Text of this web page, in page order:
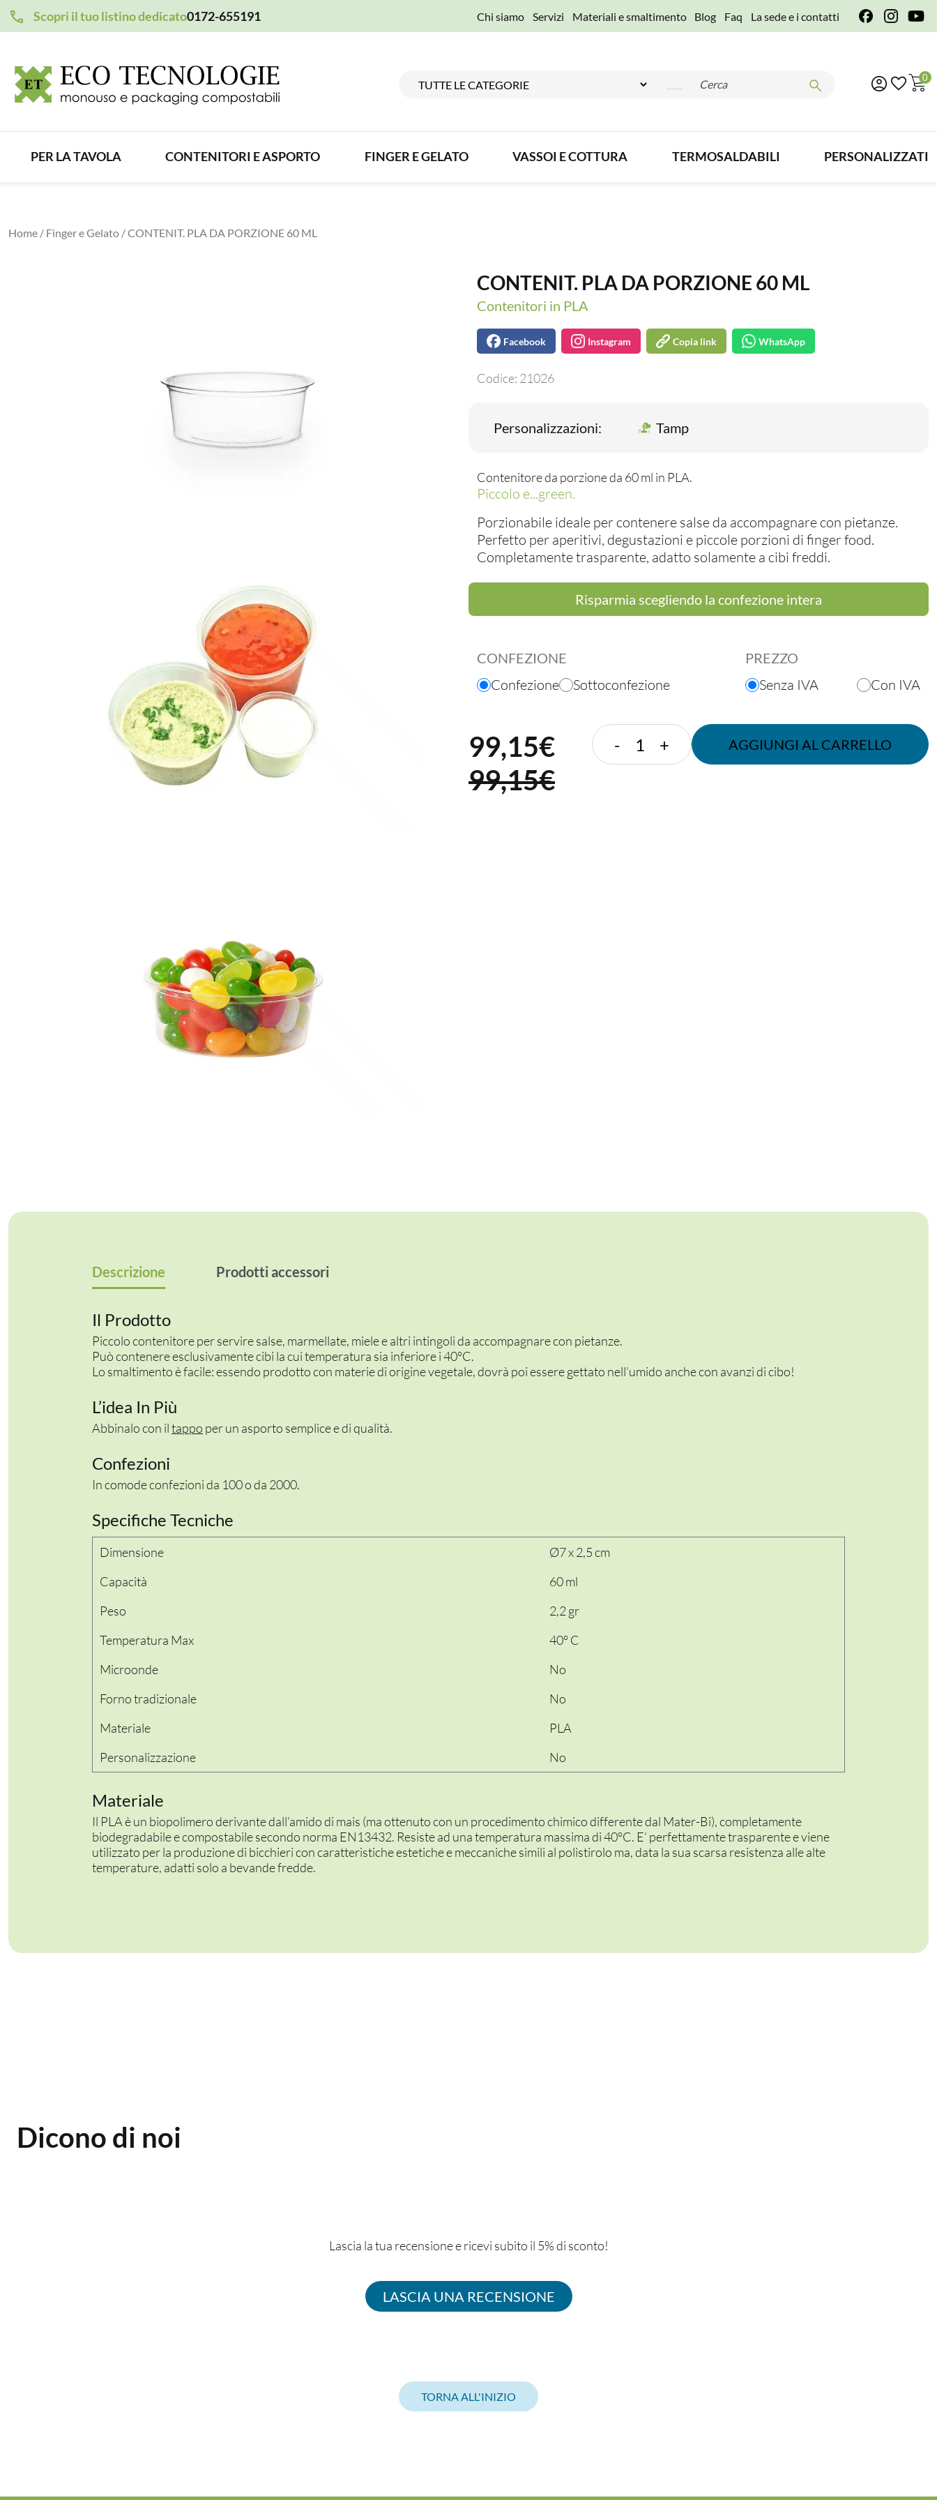
Scopri il tuo listino dedicato0172-655191 Chi siamo Servizi Materiali e smaltimento Blog Faq La sede e i contatti
0
PER LA TAVOLA CONTENITORI E ASPORTO FINGER E GELATO VASSOI E COTTURA TERMOSALDABILI PERSONALIZZATI
PER LA TAVOLA
CONTENITORI E ASPORTO
FINGER E GELATO
VASSOI E COTTURA
TERMOSALDABILI
PERSONALIZZATI
Home / Finger e Gelato / CONTENIT. PLA DA PORZIONE 60 ML
CONTENIT. PLA DA PORZIONE 60 ML
Contenitori in PLA
Facebook Instagram Copia link WhatsApp
Codice: 21026
Personalizzazioni: Tamp
Contenitore da porzione da 60 ml in PLA.
Piccolo e...green.
Porzionabile ideale per contenere salse da accompagnare con pietanze.
Perfetto per aperitivi, degustazioni e piccole porzioni di finger food.
Completamente trasparente, adatto solamente a cibi freddi.
Risparmia scegliendo la confezione intera
CONFEZIONE PREZZO
Confezione Sottoconfezione Senza IVA Con IVA
99,15€
99,15€
-
CONTENIT.
PLA
+ AGGIUNGI AL CARRELLO
Descrizione Prodotti accessori
Il Prodotto
Piccolo contenitore per servire salse, marmellate, miele e altri intingoli da accompagnare con pietanze.
Può contenere esclusivamente cibi la cui temperatura sia inferiore i 40°C.
Lo smaltimento è facile: essendo prodotto con materie di origine vegetale, dovrà poi essere gettato nell’umido anche con avanzi di cibo!
L’idea In Più
Abbinalo con iltappo per un asporto semplice e di qualità.
Confezioni
In comode confezioni da 100 o da 2000.
Specifiche Tecniche
Dimensione
Ø7 x 2,5 cm
Capacità
60 ml
Peso
2,2 gr
Temperatura Max
40° C
Microonde
No
Forno tradizionale
No
Materiale
PLA
Personalizzazione
No
Materiale
Il PLA è un biopolimero derivante dall’amido di mais (ma ottenuto con un procedimento chimico differente dal Mater-Bi), completamente
biodegradabile e compostabile secondo norma EN13432. Resiste ad una temperatura massima di 40°C. E’ perfettamente trasparente e viene
utilizzato per la produzione di bicchieri con caratteristiche estetiche e meccaniche simili al polistirolo ma, data la sua scarsa resistenza alle alte
temperature, adatti solo a bevande fredde.
Dicono di noi
Lascia la tua recensione e ricevi subito il 5% di sconto!
LASCIA UNA RECENSIONE
TORNA ALL'INIZIO